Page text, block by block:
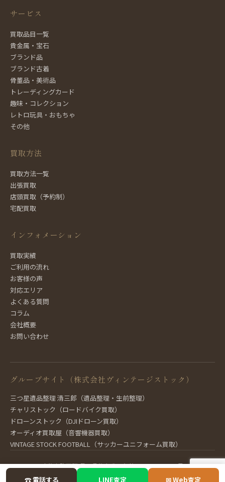
サービス
買取品目一覧
貴金属・宝石
ブランド品
ブランド古着
骨董品・美術品
トレーディングカード
趣味・コレクション
レトロ玩具・おもちゃ
その他
買取方法
買取方法一覧
出張買取
店頭買取（予約制）
宅配買取
インフォメーション
買取実績
ご利用の流れ
お客様の声
対応エリア
よくある質問
コラム
会社概要
お問い合わせ
グループサイト（株式会社ヴィンテージストック）
三つ星遺品整理 清三郎（遺品整理・生前整理）
チャリストック（ロードバイク買取）
ドローンストック（DJIドローン買取）
オーディオ買取屋（音響機器買取）
VINTAGE STOCK FOOTBALL（サッカーユニフォーム買取）
古物商許可証 長野県公安委員会 第481321600012号
© 2026 株式会社ヴィンテージストック All Rights Reserved.
☎ 電話する LINE査定 ✉ Web査定